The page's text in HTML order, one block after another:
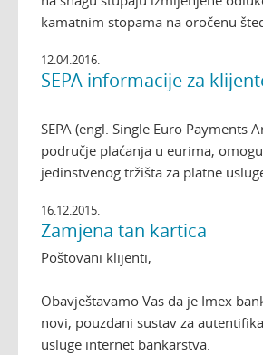
kamatnim stopama na oročenu
12.04.2016.
SEPA informacije za
SEPA (engl. Single Euro Payments
područje plaćanja u eurima,
jedinstvenog tržišta za platne
16.12.2015.
Zamjena tan kartica
Poštovani klijenti,
Obavještavamo Vas da je Imex
novi, pouzdani sustav za
usluge internet bankarstva.